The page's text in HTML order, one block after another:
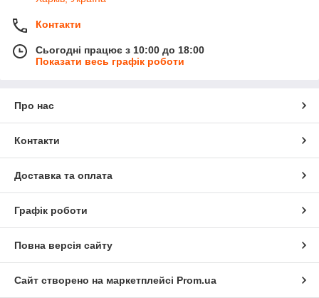
Контакти
Сьогодні працює з 10:00 до 18:00
Показати весь графік роботи
Про нас
Контакти
Доставка та оплата
Графік роботи
Повна версія сайту
Сайт створено на маркетплейсі Prom.ua